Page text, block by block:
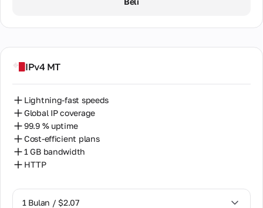
IPv4 MT
Lightning-fast speeds
Global IP coverage
99.9 % uptime
Cost-efficient plans
1 GB bandwidth
HTTP
1 Bulan / $2.07